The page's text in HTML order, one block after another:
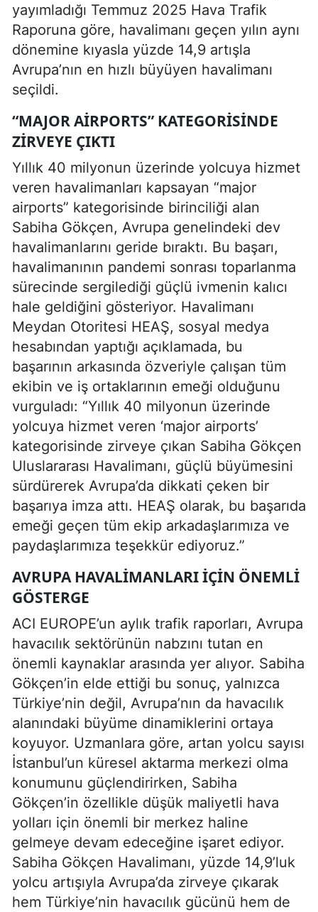
yayımladığı Temmuz 2025 Hava Trafik
Raporuna göre, havalimanı geçen yılın aynı
dönemine kıyasla yüzde 14,9 artışla
Avrupa’nın en hızlı büyüyen havalimanı
seçildi.
“MAJOR AIRPORTS” KATEGORISINDE
ZIRVEYE ÇIKTI
Yıllık 40 milyonun üzerinde yolcuya hizmet
veren havalimanları kapsayan “major
airports” kategorisinde birinciliği alan
Sabiha Gökçen, Avrupa genelindeki dev
havalimanlarını geride bıraktı. Bu başarı,
havalimanının pandemi sonrası toparlanma
sürecinde sergilediği güçlü ivmenin kalıcı
hale geldiğini gösteriyor. Havalimanı
Meydan Otoritesi HEAŞ, sosyal medya
hesabından yaptığı açıklamada, bu
başarının arkasında özveriyle çalışan tüm
ekibin ve iş ortaklarının emeği olduğunu
vurguladı: “Yıllık 40 milyonun üzerinde
yolcuya hizmet veren ‘major airports’
kategorisinde zirveye çıkan Sabiha Gökçen
Uluslararası Havalimanı, güçlü büyümesini
sürdürerek Avrupa’da dikkati çeken bir
başarıya imza attı. HEAŞ olarak, bu başarıda
emeği geçen tüm ekip arkadaşlarımıza ve
paydaşlarımıza teşekkür ediyoruz.”
AVRUPA HAVALIMANLARI İÇIN ÖNEMLI
GÖSTERGE
ACI EUROPE’un aylık trafik raporları, Avrupa
havacılık sektörünün nabzını tutan en
önemli kaynaklar arasında yer alıyor. Sabiha
Gökçen’in elde ettiği bu sonuç, yalnızca
Türkiye’nin değil, Avrupa’nın da havacılık
alanındaki büyüme dinamiklerini ortaya
koyuyor. Uzmanlara göre, artan yolcu sayısı
İstanbul’un küresel aktarma merkezi olma
konumunu güçlendirirken, Sabiha
Gökçen’in özellikle düşük maliyetli hava
yolları için önemli bir merkez haline
gelmeye devam edeceğine işaret ediyor.
Sabiha Gökçen Havalimanı, yüzde 14,9’luk
yolcu artışıyla Avrupa’da zirveye çıkarak
hem Türkiye’nin havacılık gücünü hem de